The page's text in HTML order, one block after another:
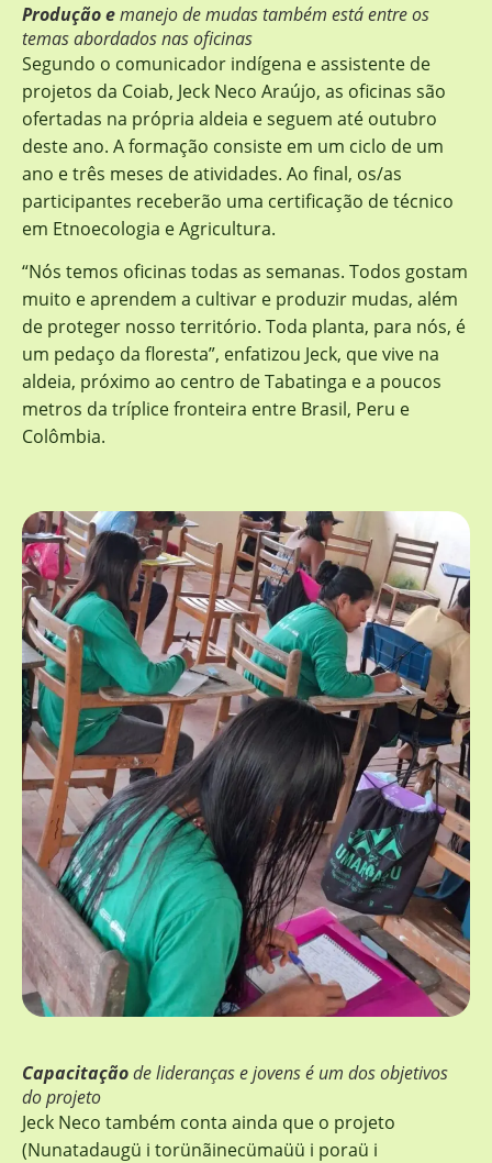
Produção emanejo de mudas também está entre os
temas abordados nas oficinas
Segundo o comunicador indígena e assistente de
projetos da Coiab, Jeck Neco Araújo, as oficinas são
ofertadas na própria aldeia e seguem até outubro
deste ano. A formação consiste em um ciclo de um
ano e três meses de atividades. Ao final, os/as
participantes receberão uma certificação de técnico
em Etnoecologia e Agricultura.
“Nós temos oficinas todas as semanas. Todos gostam
muito e aprendem a cultivar e produzir mudas, além
de proteger nosso território. Toda planta, para nós, é
um pedaço da floresta”, enfatizou Jeck, que vive na
aldeia, próximo ao centro de Tabatinga e a poucos
metros da tríplice fronteira entre Brasil, Peru e
Colômbia.
Capacitaçãode lideranças e jovens é um dos objetivos
do projeto
Jeck Neco também conta ainda que o projeto
(Nunatadaugü i torünãinecümaüü i poraü i